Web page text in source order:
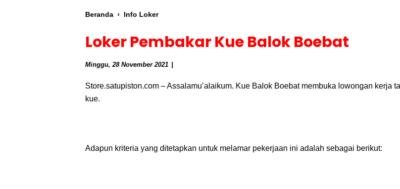
Beranda › Info Loker
Loker Pembakar Kue Balok Boebat
Minggu, 28 November 2021
Store.satupiston.com – Assalamu’alaikum. Kue Balok Boebat membuka lowongan kerja
kue.
Adapun kriteria yang ditetapkan untuk melamar pekerjaan ini adalah sebagai berikut: